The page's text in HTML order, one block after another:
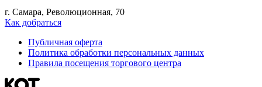
г. Самара, Революционная, 70
Как добраться
Публичная оферта
Политика обработки персональных данных
Правила посещения торгового центра